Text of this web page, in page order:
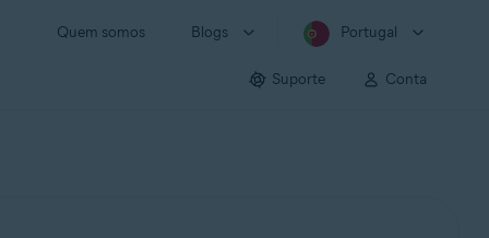
Quem somos Blogs Portugal
Suporte Conta